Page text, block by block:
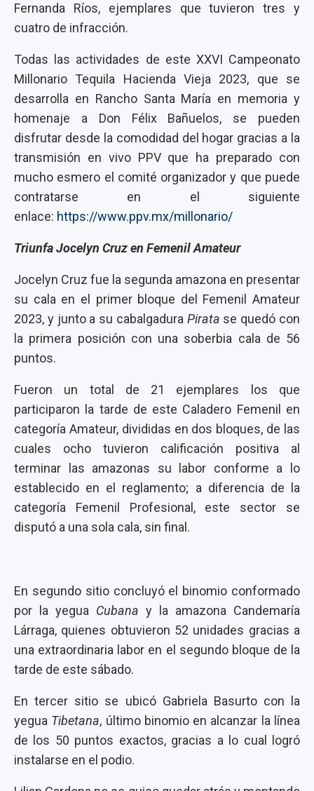
Fernanda Ríos, ejemplares que tuvieron tres y
cuatro de infracción.
Todas las actividades de este XXVI Campeonato
Millonario Tequila Hacienda Vieja 2023, que se
desarrolla en Rancho Santa María en memoria y
homenaje a Don Félix Bañuelos, se pueden
disfrutar desde la comodidad del hogar gracias a la
transmisión en vivo PPV que ha preparado con
mucho esmero el comité organizador y que puede
contratarse en el siguiente
enlace: https://www.ppv.mx/millonario/
Triunfa Jocelyn Cruz en Femenil Amateur
Jocelyn Cruz fue la segunda amazona en presentar
su cala en el primer bloque del Femenil Amateur
2023, y junto a su cabalgadura Pirata se quedó con
la primera posición con una soberbia cala de 56
puntos.
Fueron un total de 21 ejemplares los que
participaron la tarde de este Caladero Femenil en
categoría Amateur, divididas en dos bloques, de las
cuales ocho tuvieron calificación positiva al
terminar las amazonas su labor conforme a lo
establecido en el reglamento; a diferencia de la
categoría Femenil Profesional, este sector se
disputó a una sola cala, sin final.
En segundo sitio concluyó el binomio conformado
por la yegua Cubana y la amazona Candemaría
Lárraga, quienes obtuvieron 52 unidades gracias a
una extraordinaria labor en el segundo bloque de la
tarde de este sábado.
En tercer sitio se ubicó Gabriela Basurto con la
yegua Tibetana, último binomio en alcanzar la línea
de los 50 puntos exactos, gracias a lo cual logró
instalarse en el podio.